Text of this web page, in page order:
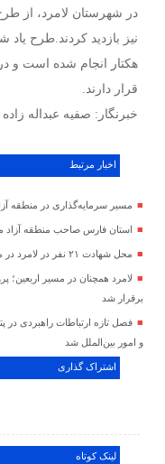
در شهرستان لامرد، از
هکتار انجام شده است و
قرار دارند.
خبرنگار: صفیه عبداله زاده
اخبار مرتبط
مسیر سرمایه‌گذاری در منطقه
استان فارس صاحب منطقه آزاد
محل شهادت ۲۱ نفر در لامرد در مسیر ثبت ملی قرار گرفت
لامرد همچنان در مسیر
برقرار شد
فصل تازه ارتباطات راهبردی
و امور بین‌الملل شد
اشتراک گذاری
لینک کوتاه